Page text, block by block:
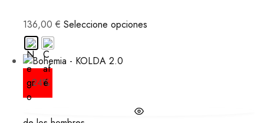
136,00 € Seleccione opciones
- 24%